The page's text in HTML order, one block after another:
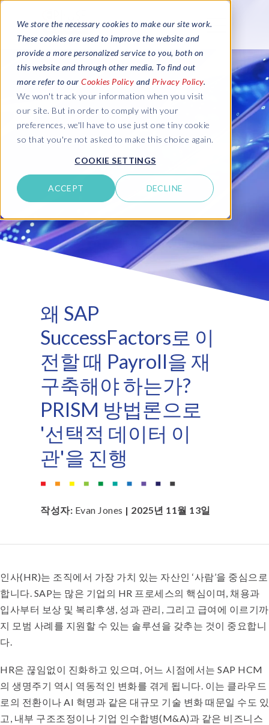
We store the necessary cookies to make our site work.
These cookies are used to improve the website and
provide a more personalized service to you, both on
this website and through other media. To find out
more refer to our Cookies Policy and Privacy Policy.
We won't track your information when you visit
our site. But in order to comply with your
preferences, we'll have to use just one tiny cookie
so that you're not asked to make this choice again.
COOKIE SETTINGS
ACCEPT DECLINE
왜 SAP
SuccessFactors로 이
전할 때 Payroll을 재
구축해야 하는가?
PRISM 방법론으로
'선택적 데이터 이
관'을 진행
작성자: Evan Jones | 2025년 11월 13일
인사(HR)는 조직에서 가장 가치 있는 자산인 ‘사람’을 중심으로
합니다. SAP는 많은 기업의 HR 프로세스의 핵심이며, 채용과
입사부터 보상 및 복리후생, 성과 관리, 그리고 급여에 이르기까
지 모범 사례를 지원할 수 있는 솔루션을 갖추는 것이 중요합니
다.
HR은 끊임없이 진화하고 있으며, 어느 시점에서는 SAP HCM
의 생명주기 역시 역동적인 변화를 겪게 됩니다. 이는 클라우드
로의 전환이나 AI 혁명과 같은 대규모 기술 변화 때문일 수도 있
고, 내부 구조조정이나 기업 인수합병(M&A)과 같은 비즈니스